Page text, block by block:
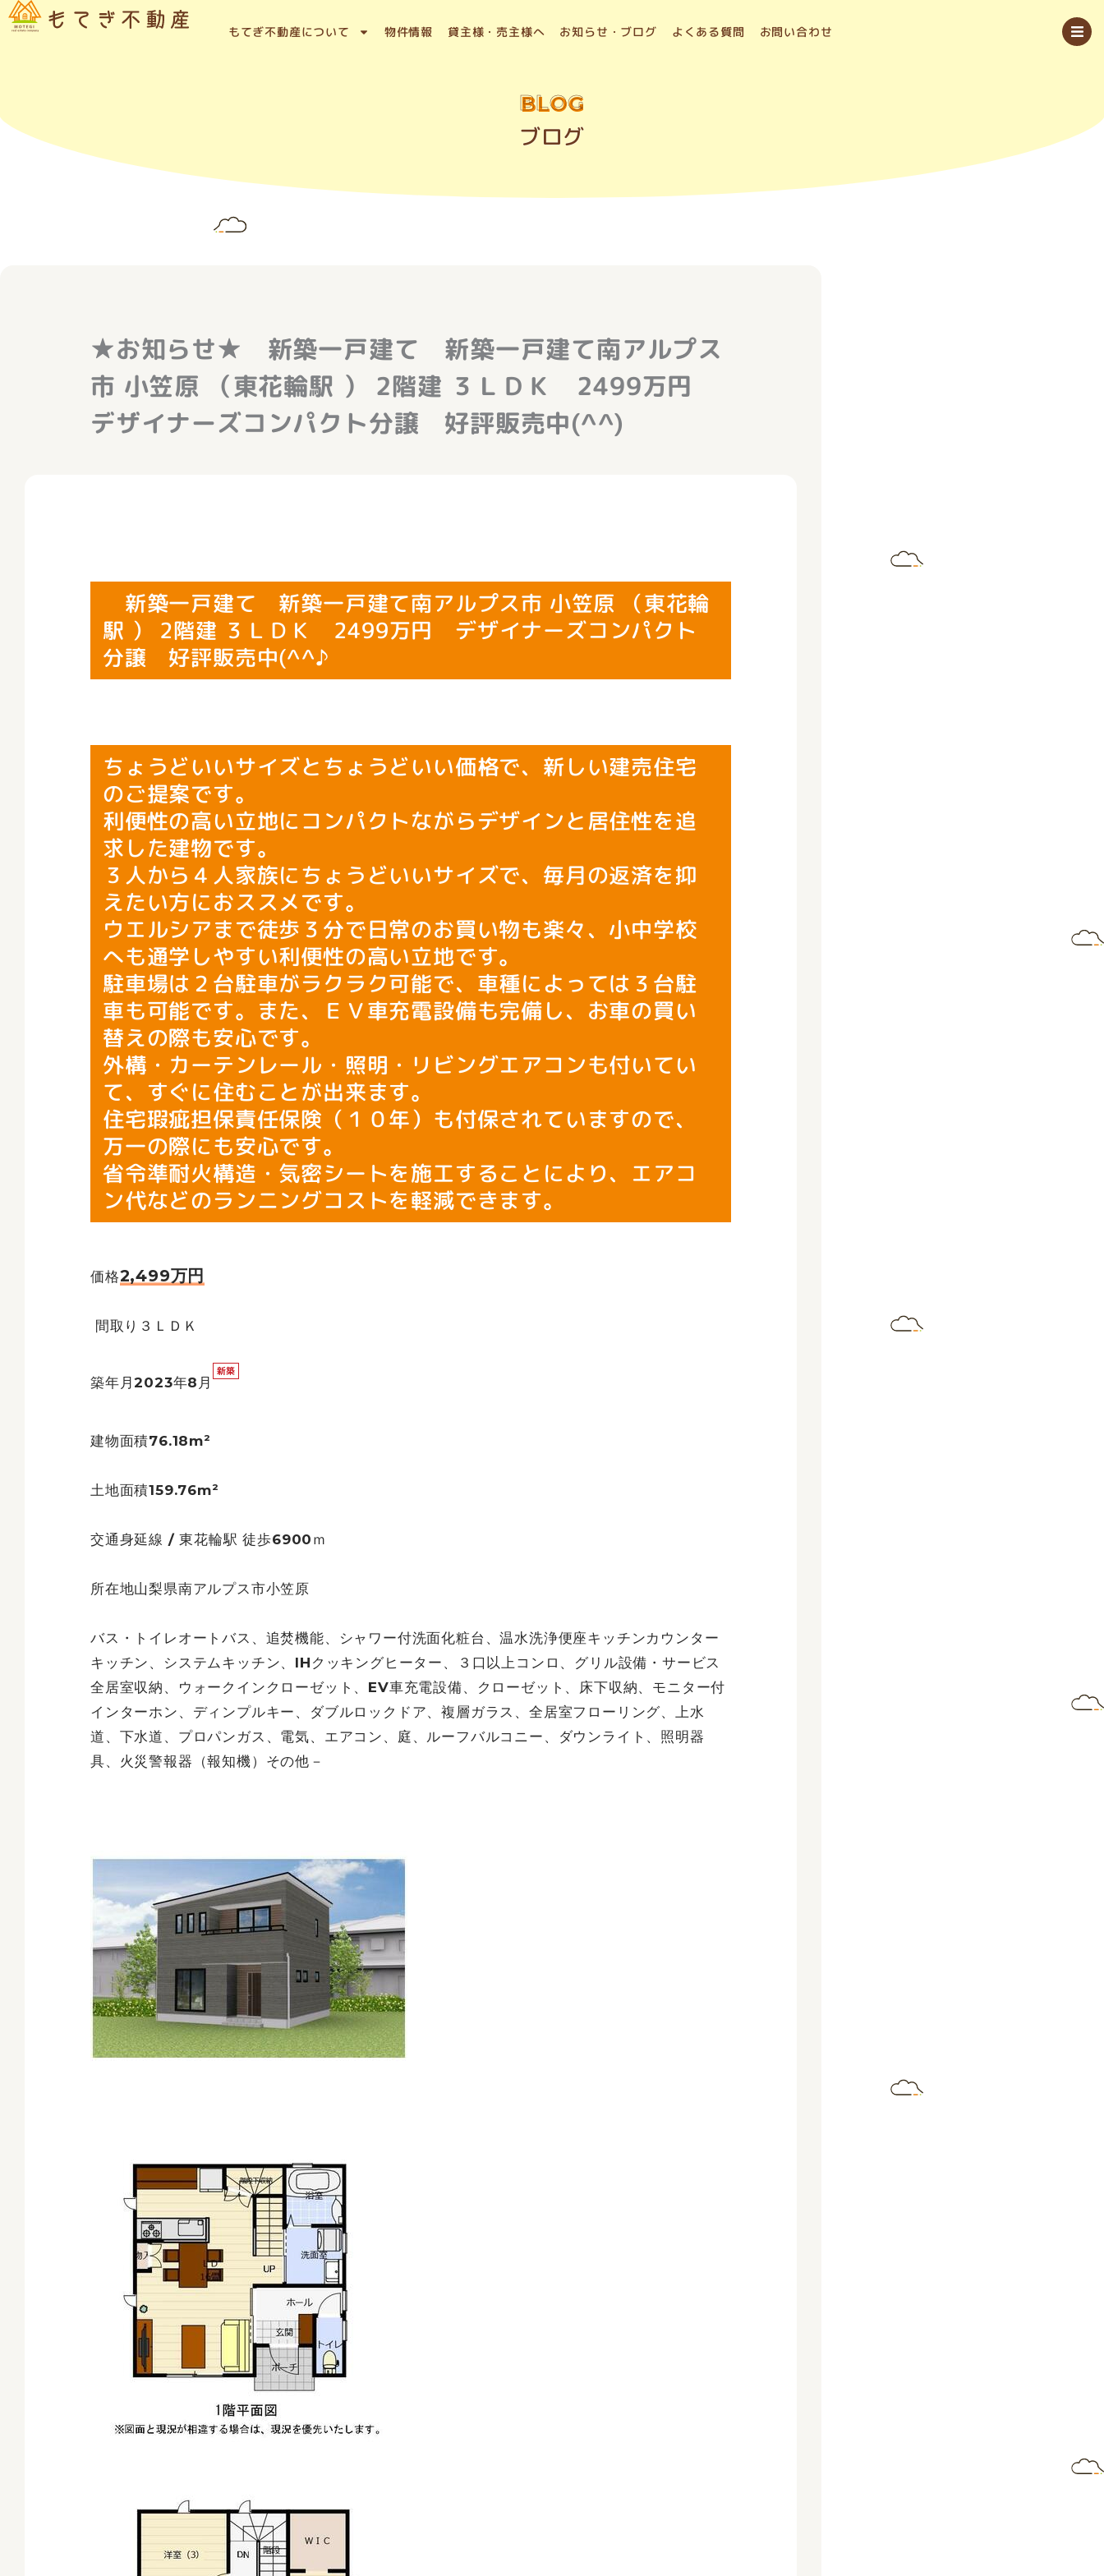
内
容
プ
もてぎ不動産について 物件情報 貸主様・売主様へ お知らせ・ブログ よくある質問 お問い合わせ
BLOG
ブログ
★お知らせ★ 新築一戸建て 新築一戸建て南アルプス
市 小笠原 （東花輪駅 ） 2階建 ３ＬＤＫ 2499万円
デザイナーズコンパクト分譲 好評販売中(^^)
新築一戸建て 新築一戸建て南アルプス市 小笠原 （東花輪
駅 ） 2階建 ３ＬＤＫ 2499万円 デザイナーズコンパクト
分譲 好評販売中(^^♪
ちょうどいいサイズとちょうどいい価格で、新しい建売住宅
のご提案です。
利便性の高い立地にコンパクトながらデザインと居住性を追
求した建物です。
３人から４人家族にちょうどいいサイズで、毎月の返済を抑
えたい方におススメです。
ウエルシアまで徒歩３分で日常のお買い物も楽々、小中学校
へも通学しやすい利便性の高い立地です。
駐車場は２台駐車がラクラク可能で、車種によっては３台駐
車も可能です。また、ＥＶ車充電設備も完備し、お車の買い
替えの際も安心です。
外構・カーテンレール・照明・リビングエアコンも付いてい
て、すぐに住むことが出来ます。
住宅瑕疵担保責任保険（１０年）も付保されていますので、
万一の際にも安心です。
省令準耐火構造・気密シートを施工することにより、エアコ
ン代などのランニングコストを軽減できます。
価格2,499万円
間取り３ＬＤＫ
築年月2023年8月
建物面積76.18m²
土地面積159.76m²
交通身延線 / 東花輪駅 徒歩6900ｍ
所在地山梨県南アルプス市小笠原
バス・トイレオートバス、追焚機能、シャワー付洗面化粧台、温水洗浄便座キッチンカウンター
キッチン、システムキッチン、IHクッキングヒーター、３口以上コンロ、グリル設備・サービス
全居室収納、ウォークインクローゼット、EV車充電設備、クローゼット、床下収納、モニター付
インターホン、ディンプルキー、ダブルロックドア、複層ガラス、全居室フローリング、上水
道、下水道、プロパンガス、電気、エアコン、庭、ルーフバルコニー、ダウンライト、照明器
具、火災警報器（報知機）その他－